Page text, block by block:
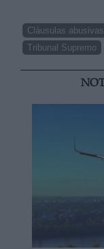
Cláusulas abusivas
Tribunal Supremo